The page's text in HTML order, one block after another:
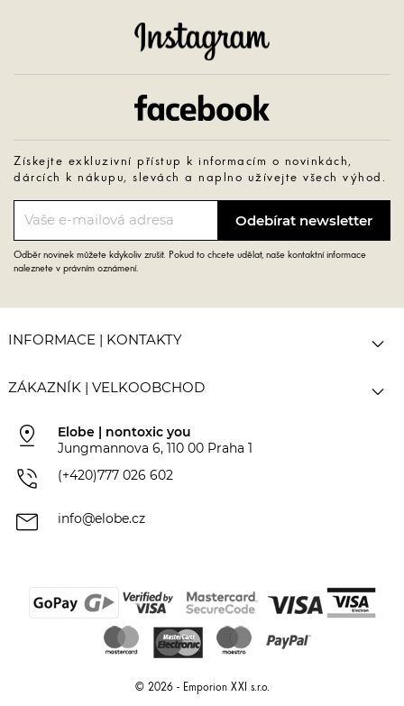
Získejte exkluzivní přístup k informacím o novinkách,
dárcích k nákupu, slevách a naplno užívejte všech výhod.
Odběr novinek můžete kdykoliv zrušit. Pokud to chcete udělat, naše kontaktní informace
naleznete v právním oznámení.
INFORMACE | KONTAKTY 
ZÁKAZNÍK | VELKOOBCHOD 
pin_drop
Elobe | nontoxic you
Jungmannova 6, 110 00 Praha 1
phone_in_talk (+420)777 026 602
mail info@elobe.cz
© 2026 - Emporion XXI s.r.o.